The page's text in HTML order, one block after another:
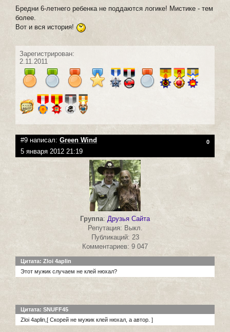
Бредни 6-летнего ребенка не поддаются логике! Мистике - тем
более.
Вот и вся история!
Зарегистрирован:
2.11.2011
#9 написал: Green Wind 0
5 января 2012 21:19
Группа: Друзья Сайта
Репутация: Выкл.
Публикаций: 23
Комментариев: 9 047
Цитата: Zloi 4aplin
Этот мужик случаем не клей нюхал?
Цитата: SNUFF45
Zloi 4aplin,[ Скорей не мужик клей нюхал, а автор. ]